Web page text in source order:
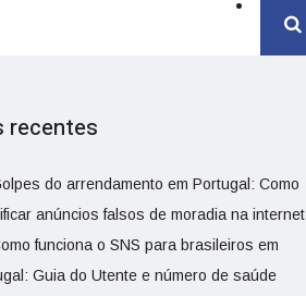
recentes
do arrendamento em Portugal: Como
anúncios falsos de moradia na internet
funciona o SNS para brasileiros em
Guia do Utente e número de saúde